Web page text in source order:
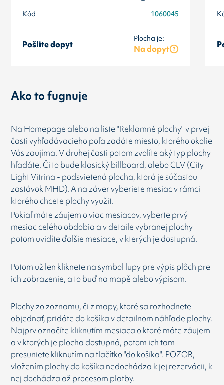
Kód
1060045
Pošlite dopyt
Plocha je:
Na dopyt
Ako to fugnuje
Na Homepage alebo na liste "Reklamné plochy" v prvej
časti vyhľadávacieho poľa zadáte miesto, ktorého okolie
Vás zaujíma. V druhej časti potom zvolíte aký typ plochy
hľadáte. Či to bude klasický billboard, alebo CLV (City
Light Vitrina - podsvietená plocha, ktorá je súčasťou
zastávok MHD). A na záver vyberiete mesiac v rámci
ktorého chcete plochy využit.
Pokiaľ máte záujem o viac mesiacov, vyberte prvý
mesiac celého obdobia a v detaile vybranej plochy
potom uvidíte ďalšie mesiace, v kterých je dostupná.
Potom už len kliknete na symbol lupy pre výpis plôch pre
ich zobrazenie, a to buď na mapě alebo výpisom.
Plochy zo zoznamu, či z mapy, ktoré sa rozhodnete
objednať, pridáte do košíka v detailnom náhľade plochy.
Najprv označíte kliknutím mesiaca o ktoré máte záujem
a v ktorých je plocha dostupná, potom ich tam
presuniete kliknutím na tlačítko "do košíka". POZOR,
vložením plochy do košíka nedochádza k jej rezervácii, k
nej dochádza až procesom platby.